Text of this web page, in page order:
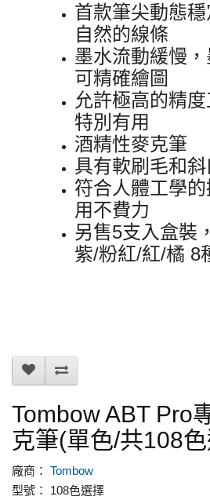
首款筆尖動態
自然的線條
墨水流動緩慢，
可精確繪圖
允許極高的精
特別有用
酒精性麥克筆
具有軟刷毛和
符合人體工學
用不費力
另售5支入盒裝
紫/粉紅/紅/橘 8
Tombow ABT Pro
克筆(單色/共108
廠商： Tombow
型號： 108色選擇